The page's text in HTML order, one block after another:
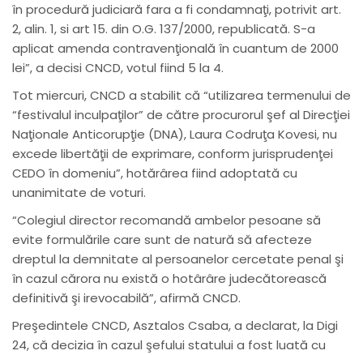
în procedură judiciară fara a fi condamnaţi, potrivit art.
2, alin. 1, si art 15. din O.G. 137/2000, republicată. S-a
aplicat amenda contravenţională în cuantum de 2000
lei”, a decisi CNCD, votul fiind 5 la 4.
Tot miercuri, CNCD a stabilit că “utilizarea termenului de
“festivalul inculpaţilor” de către procurorul şef al Direcţiei
Naţionale Anticorupţie (DNA), Laura Codruţa Kovesi, nu
excede libertăţii de exprimare, conform jurisprudenţei
CEDO în domeniu”, hotărârea fiind adoptată cu
unanimitate de voturi.
“Colegiul director recomandă ambelor pesoane să
evite formulările care sunt de natură să afecteze
dreptul la demnitate al persoanelor cercetate penal şi
în cazul cărora nu există o hotârâre judecătorească
definitivă şi irevocabilă”, afirmă CNCD.
Preşedintele CNCD, Asztalos Csaba, a declarat, la Digi
24, că decizia în cazul şefului statului a fost luată cu